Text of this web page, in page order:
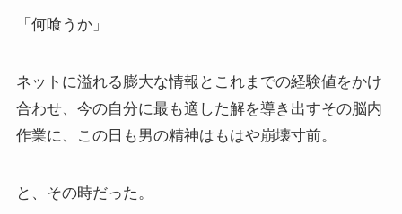
「何喰うか」
ネットに溢れる膨大な情報とこれまでの経験値をかけ
合わせ、今の自分に最も適した解を導き出すその脳内
作業に、この日も男の精神はもはや崩壊寸前。
と、その時だった。